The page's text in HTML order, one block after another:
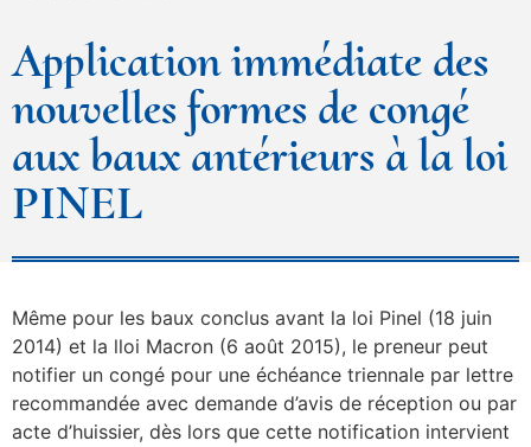
Application immédiate des
nouvelles formes de congé
aux baux antérieurs à la loi
PINEL
Même pour les baux conclus avant la loi Pinel (18 juin
2014) et la lloi Macron (6 août 2015), le preneur peut
notifier un congé pour une échéance triennale par lettre
recommandée avec demande d’avis de réception ou par
acte d’huissier, dès lors que cette notification intervient